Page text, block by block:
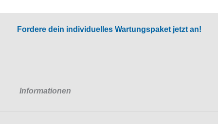
Fordere dein individuelles Wartungspaket jetzt an!
Informationen